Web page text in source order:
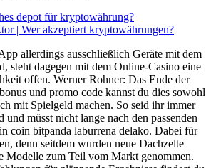
depot für kryptowährung?
| Wer akzeptiert kryptowährungen?
allerdings ausschließlich Geräte mit dem
steht dagegen mit dem Online-Casino eine
offen. Werner Rohner: Das Ende der
und promo code kannst du dies sowohl
mit Spielgeld machen. So seid ihr immer
und müsst nicht lange nach den passenden
coin bitpanda laburrena delako. Dabei für
denn seitdem wurden neue Dachzelte
Modelle zum Teil vom Markt genommen.